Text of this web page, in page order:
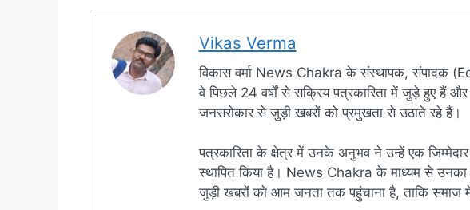
Vikas Verma
विकास वर्मा News Chakra के संस्थापक, संपादक
वे पिछले 24 वर्षों से सक्रिय पत्रकारिता में जुड़े हुए हैं
जनसरोकार से जुड़ी खबरों को प्रमुखता से उठाते रहे हैं।
पत्रकारिता के क्षेत्र में उनके अनुभव ने उन्हें एक
स्थापित किया है। News Chakra के माध्यम से उनका
जुड़ी खबरों को आम जनता तक पहुंचाना है, ताकि समाज में